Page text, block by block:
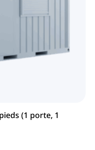
(1 porte, 1